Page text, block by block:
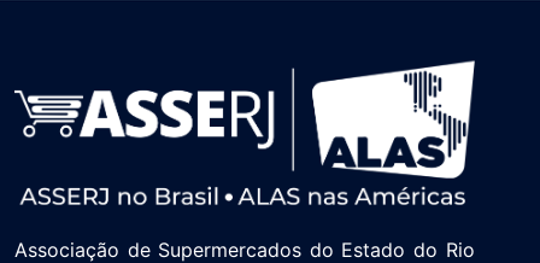
Associação de Supermercados do Estado do Rio